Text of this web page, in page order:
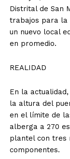
Distrital de San
trabajos para la
un nuevo local
en promedio.
REALIDAD
En la
la altura del
en el límite de
alberga a 270
plantel con tres
componentes.